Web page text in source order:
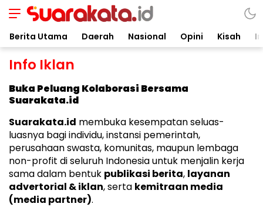
Suarakata.id
Kata Bicara Suara Bergerak
Berita Utama Daerah Nasional Opini Kisah
Info Iklan
Buka Peluang Kolaborasi Bersama
Suarakata.id
Suarakata.id membuka kesempatan seluas-
luasnya bagi individu, instansi pemerintah,
perusahaan swasta, komunitas, maupun lembaga
non-profit di seluruh Indonesia untuk menjalin kerja
sama dalam bentuk publikasi berita, layanan
advertorial & iklan, serta kemitraan media
(media partner).